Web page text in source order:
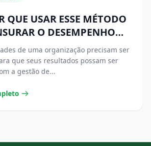
QUE USAR ESSE MÉTODO
O DESEMPENHO
COMPRAS
de uma organização precisam ser
que seus resultados possam ser
a gestão de...